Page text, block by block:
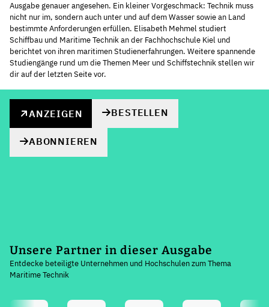
Ausgabe genauer angesehen. Ein kleiner Vorgeschmack: Technik muss
nicht nur im, sondern auch unter und auf dem Wasser sowie an Land
bestimmte Anforderungen erfüllen. Elisabeth Mehmel studiert
Schiffbau und Maritime Technik an der Fachhochschule Kiel und
berichtet von ihren maritimen Studienerfahrungen. Weitere spannende
Studiengänge rund um die Themen Meer und Schiffstechnik stellen wir
dir auf der letzten Seite vor.
ANZEIGEN BESTELLEN
ABONNIEREN
Unsere Partner in dieser Ausgabe
Entdecke beteiligte Unternehmen und Hochschulen zum Thema
Maritime Technik